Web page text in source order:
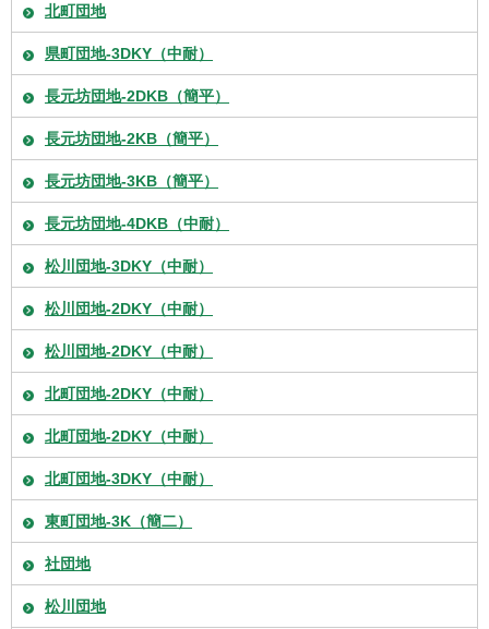
北町団地
県町団地-3DKY（中耐）
長元坊団地-2DKB（簡平）
長元坊団地-2KB（簡平）
長元坊団地-3KB（簡平）
長元坊団地-4DKB（中耐）
松川団地-3DKY（中耐）
松川団地-2DKY（中耐）
松川団地-2DKY（中耐）
北町団地-2DKY（中耐）
北町団地-2DKY（中耐）
北町団地-3DKY（中耐）
東町団地-3K（簡二）
社団地
松川団地